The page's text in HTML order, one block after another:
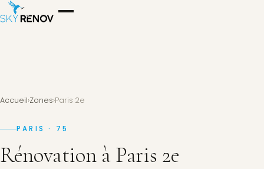
Accueil›Zones›Paris 2e
PARIS · 75
Rénovation à Paris 2e